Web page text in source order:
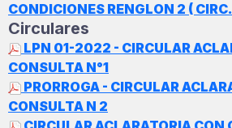
CONDICIONES RENGLON 2 (
Circulares
LPN 01-2022 - CIRCULAR
CONSULTA N°1
PRORROGA - CIRCULAR
CONSULTA N 2